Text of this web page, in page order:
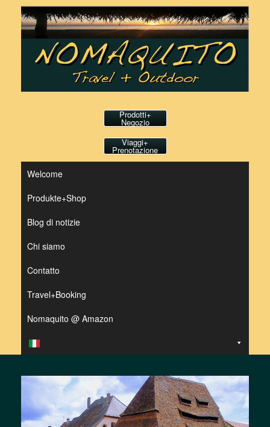
contenuto
Prodotti+
Negozio
Viaggi+
Prenotazione
Welcome
Produkte+Shop
Blog di notizie
Chi siamo
Contatto
Travel+Booking
Nomaquito @ Amazon